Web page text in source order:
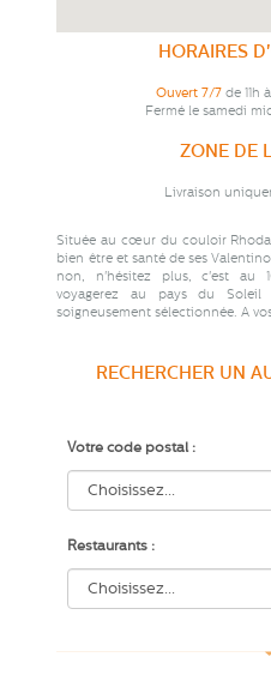
HORAIRES
Ouvert 7/7 de 11h
Fermé le samedi
ZONE DE
Livraison
Située au cœur du couloir
bien être et santé de ses
non, n'hésitez plus, c'est au
voyagerez au pays du
soigneusement sélectionnée. A
RECHERCHER UN
Votre code postal :
Restaurants :